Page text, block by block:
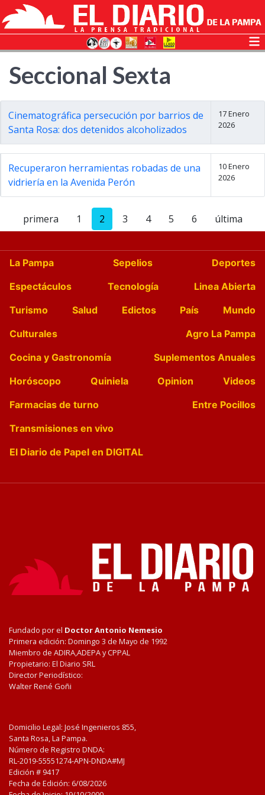
Seccional Sexta
Cinematográfica persecución por barrios de
Santa Rosa: dos detenidos alcoholizados
17 Enero
2026
Recuperaron herramientas robadas de una
vidriería en la Avenida Perón
10 Enero
2026
primera 1 2 3 4 5 6 última
La Pampa Sepelios
Deportes
Espectáculos
Tecnología
Linea Abierta
Turismo
Salud Edictos País
Mundo
Culturales
Agro La Pampa
Cocina y Gastronomía
Suplementos Anuales
Horóscopo
Quiniela Opinion
Videos
Farmacias de turno
Entre Pocillos
Transmisiones en vivo
El Diario de Papel en DIGITAL
Fundado por el Doctor Antonio Nemesio
Primera edición: Domingo 3 de Mayo de 1992
Miembro de ADIRA,ADEPA y CPPAL
Propietario: El Diario SRL
Director Periodístico:
Walter René Goñi
Domicilio Legal: José Ingenieros 855,
Santa Rosa, La Pampa.
Número de Registro DNDA:
RL-2019-55551274-APN-DNDA#MJ
Edición # 9417
Fecha de Edición: 6/08/2026